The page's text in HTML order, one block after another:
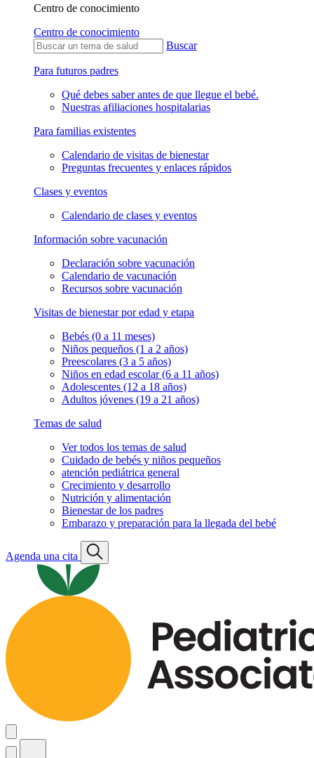
Centro de conocimiento
Centro de conocimiento
Buscar
Para futuros padres
Qué debes saber antes de que llegue el bebé.
Nuestras afiliaciones hospitalarias
Para familias existentes
Calendario de visitas de bienestar
Preguntas frecuentes y enlaces rápidos
Clases y eventos
Calendario de clases y eventos
Información sobre vacunación
Declaración sobre vacunación
Calendario de vacunación
Recursos sobre vacunación
Visitas de bienestar por edad y etapa
Bebés (0 a 11 meses)
Niños pequeños (1 a 2 años)
Preescolares (3 a 5 años)
Niños en edad escolar (6 a 11 años)
Adolescentes (12 a 18 años)
Adultos jóvenes (19 a 21 años)
Temas de salud
Ver todos los temas de salud
Cuidado de bebés y niños pequeños
atención pediátrica general
Crecimiento y desarrollo
Nutrición y alimentación
Bienestar de los padres
Embarazo y preparación para la llegada del bebé
Agenda una cita